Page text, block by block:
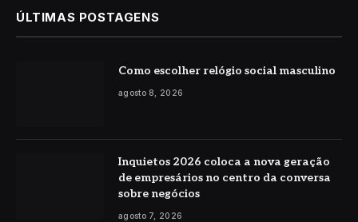
ÚLTIMAS POSTAGENS
Como escolher relógio social masculino
agosto 8, 2026
Inquietos 2026 coloca a nova geração
de empresários no centro da conversa
sobre negócios
agosto 7, 2026